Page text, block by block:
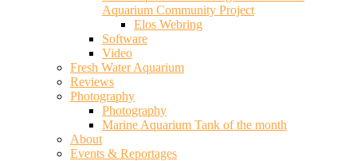
Aquarium Community Project
Elos Webring
Software
Video
Fresh Water Aquarium
Reviews
Photography
Photography
Marine Aquarium Tank of the month
About
Events & Reportages